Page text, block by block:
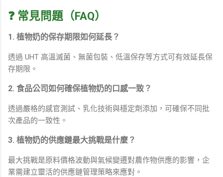
❓ 常見問題（FAQ）
1. 植物奶的保存期限如何延長？
透過 UHT 高溫滅菌、無菌包裝、低溫保存等方式可有效延長保
存期限。
2. 食品公司如何確保植物奶的口感一致？
透過嚴格的感官測試、乳化技術與穩定劑添加，可確保不同批
次產品的一致性。
3. 植物奶的供應鏈最大挑戰是什麼？
最大挑戰是原料價格波動與氣候變遷對農作物供應的影響，企
業需建立靈活的供應鏈管理策略來應對。